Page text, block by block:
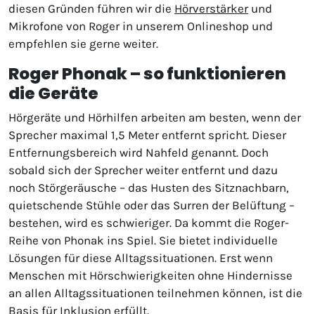
diesen Gründen führen wir die Hörverstärkerund
Mikrofone von Roger in unserem Onlineshop und
empfehlen sie gerne weiter.
Roger Phonak – so funktionieren
die Geräte
Hörgeräte und Hörhilfen arbeiten am besten, wenn der
Sprecher maximal 1,5 Meter entfernt spricht. Dieser
Entfernungsbereich wird Nahfeld genannt. Doch
sobald sich der Sprecher weiter entfernt und dazu
noch Störgeräusche – das Husten des Sitznachbarn,
quietschende Stühle oder das Surren der Belüftung –
bestehen, wird es schwieriger. Da kommt die Roger-
Reihe von Phonak ins Spiel. Sie bietet individuelle
Lösungen für diese Alltagssituationen. Erst wenn
Menschen mit Hörschwierigkeiten ohne Hindernisse
an allen Alltagssituationen teilnehmen können, ist die
Basis für Inklusion erfüllt.